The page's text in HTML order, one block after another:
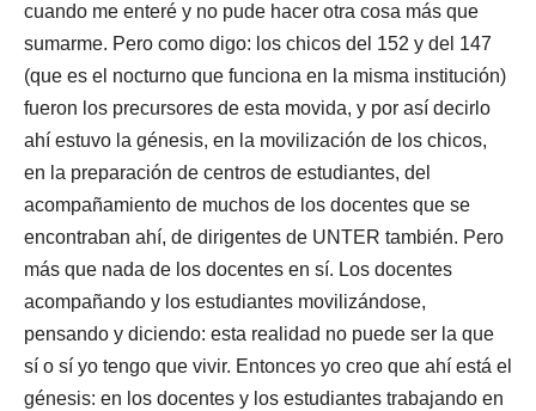
cuando me enteré y no pude hacer otra cosa más que
sumarme. Pero como digo: los chicos del 152 y del 147
(que es el nocturno que funciona en la misma institución)
fueron los precursores de esta movida, y por así decirlo
ahí estuvo la génesis, en la movilización de los chicos,
en la preparación de centros de estudiantes, del
acompañamiento de muchos de los docentes que se
encontraban ahí, de dirigentes de UNTER también. Pero
más que nada de los docentes en sí. Los docentes
acompañando y los estudiantes movilizándose,
pensando y diciendo: esta realidad no puede ser la que
sí o sí yo tengo que vivir. Entonces yo creo que ahí está el
génesis: en los docentes y los estudiantes trabajando en